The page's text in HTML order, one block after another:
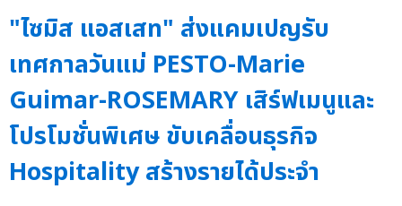
"ไซมิส แอสเสท" ส่งแคมเปญรับ
เทศกาลวันแม่ PESTO-Marie
Guimar-ROSEMARY เสิร์ฟเมนูและ
โปรโมชั่นพิเศษ ขับเคลื่อนธุรกิจ
Hospitality สร้างรายได้ประจำ